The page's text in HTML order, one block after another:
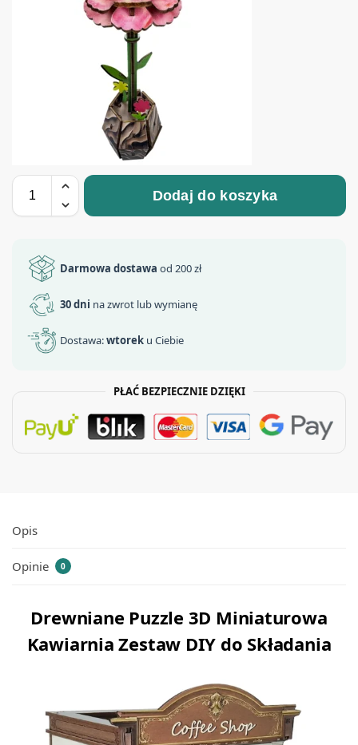
Dodaj do koszyka
Darmowa dostawa od 200 zł
30 dni na zwrot lub wymianę
Dostawa:wtorek u Ciebie
PŁAĆ BEZPIECZNIE DZIĘKI
Opis
Opinie 0
Drewniane Puzzle 3D Miniaturowa
Kawiarnia Zestaw DIY do Składania